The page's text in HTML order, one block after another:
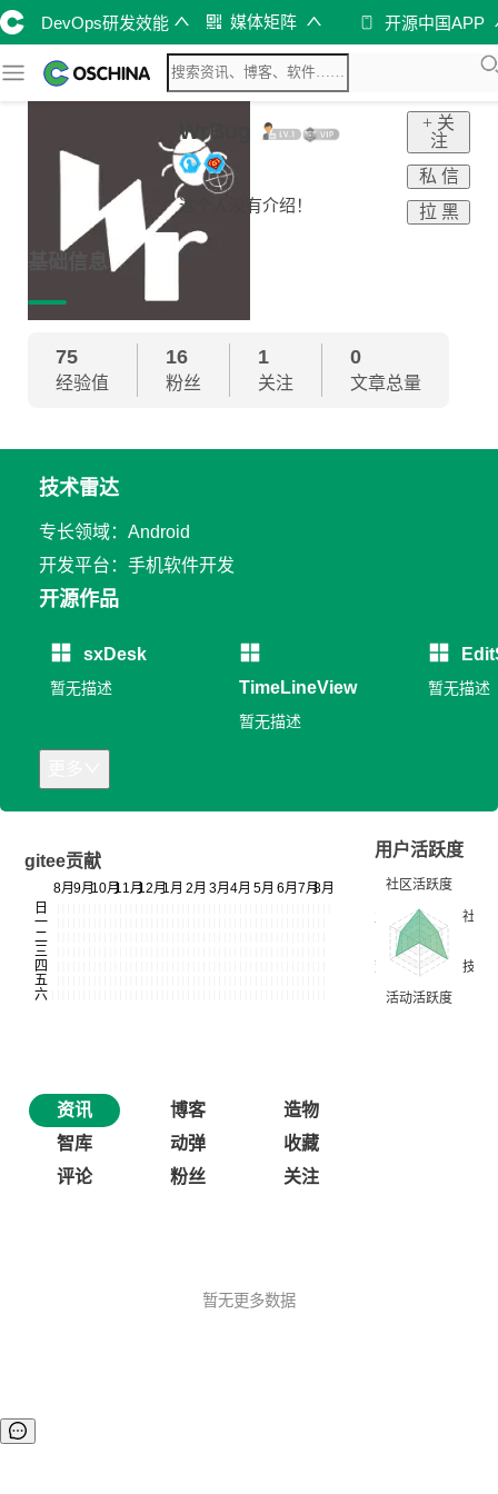
DevOps研发效能 媒体矩阵 开源中国APP
WrBug
这个人没有介绍！
+ 关
注
私 信
拉 黑
75
经验值
16
粉丝
1
关注
0
文章总量
技术雷达
专长领域：Android
开发平台：手机软件开发
开源作品
sxDesk
暂无描述 TimeLineView
暂无描述
暂无描述
gitee贡献
用户活跃度
资讯 博客
造物
智库
动弹
收藏
评论
粉丝 关注
暂无更多数据